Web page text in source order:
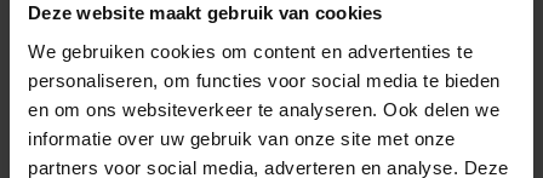
Deze website maakt gebruik van cookies
We gebruiken cookies om content en advertenties te
personaliseren, om functies voor social media te bieden
en om ons websiteverkeer te analyseren. Ook delen we
informatie over uw gebruik van onze site met onze
partners voor social media, adverteren en analyse. Deze